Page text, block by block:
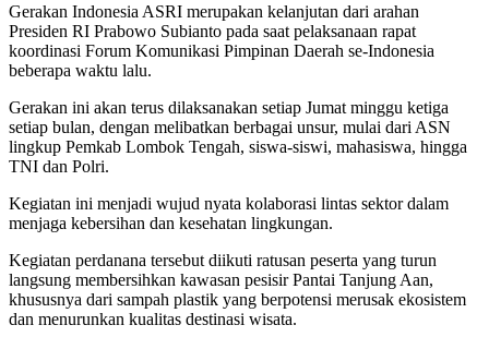
Gerakan Indonesia ASRI merupakan kelanjutan dari arahan
Presiden RI Prabowo Subianto pada saat pelaksanaan rapat
koordinasi Forum Komunikasi Pimpinan Daerah se-Indonesia
beberapa waktu lalu.
Gerakan ini akan terus dilaksanakan setiap Jumat minggu ketiga
setiap bulan, dengan melibatkan berbagai unsur, mulai dari ASN
lingkup Pemkab Lombok Tengah, siswa-siswi, mahasiswa, hingga
TNI dan Polri.
Kegiatan ini menjadi wujud nyata kolaborasi lintas sektor dalam
menjaga kebersihan dan kesehatan lingkungan.
Kegiatan perdanana tersebut diikuti ratusan peserta yang turun
langsung membersihkan kawasan pesisir Pantai Tanjung Aan,
khususnya dari sampah plastik yang berpotensi merusak ekosistem
dan menurunkan kualitas destinasi wisata.